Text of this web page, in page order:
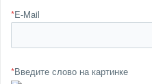
*E-Mail
*Введите слово на картинке